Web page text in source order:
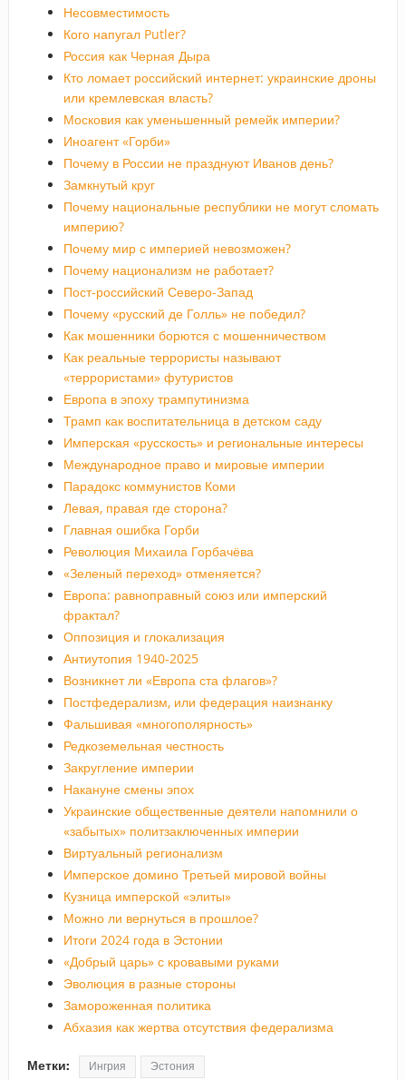
Несовместимость
Кого напугал Putler?
Россия как Черная Дыра
Кто ломает российский интернет: украинские дроны
или кремлевская власть?
Московия как уменьшенный ремейк империи?
Иноагент «Горби»
Почему в России не празднуют Иванов день?
Замкнутый круг
Почему национальные республики не могут сломать
империю?
Почему мир с империей невозможен?
Почему национализм не работает?
Пост-российский Северо-Запад
Почему «русский де Голль» не победил?
Как мошенники борются с мошенничеством
Как реальные террористы называют
«террористами» футуристов
Европа в эпоху трампутинизма
Трамп как воспитательница в детском саду
Имперская «русскость» и региональные интересы
Международное право и мировые империи
Парадокс коммунистов Коми
Левая, правая где сторона?
Главная ошибка Горби
Революция Михаила Горбачёва
«Зеленый переход» отменяется?
Европа: равноправный союз или имперский
фрактал?
Оппозиция и глокализация
Антиутопия 1940-2025
Возникнет ли «Европа ста флагов»?
Постфедерализм, или федерация наизнанку
Фальшивая «многополярность»
Редкоземельная честность
Закругление империи
Накануне смены эпох
Украинские общественные деятели напомнили о
«забытых» политзаключенных империи
Виртуальный регионализм
Имперское домино Третьей мировой войны
Кузница имперской «элиты»
Можно ли вернуться в прошлое?
Итоги 2024 года в Эстонии
«Добрый царь» с кровавыми руками
Эволюция в разные стороны
Замороженная политика
Абхазия как жертва отсутствия федерализма
Метки: Ингрия Эстония